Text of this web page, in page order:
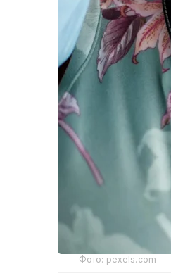
Фото: pexels.com